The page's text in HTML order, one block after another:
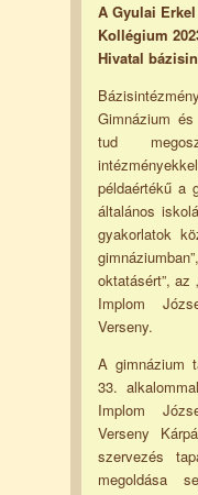
A Gyulai
Kollégium
Hivatal
Gimnázium
tud
példaértékű a
általános
gyakorlatok
oktatásért”, az
Implom
Verseny.
A gimnázium
33.
Implom
Verseny
szervezés
megoldása